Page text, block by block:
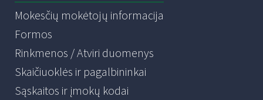
Mokesčių mokėtojų informacija
Formos
Rinkmenos / Atviri duomenys
Skaičiuoklės ir pagalbininkai
Sąskaitos ir įmokų kodai